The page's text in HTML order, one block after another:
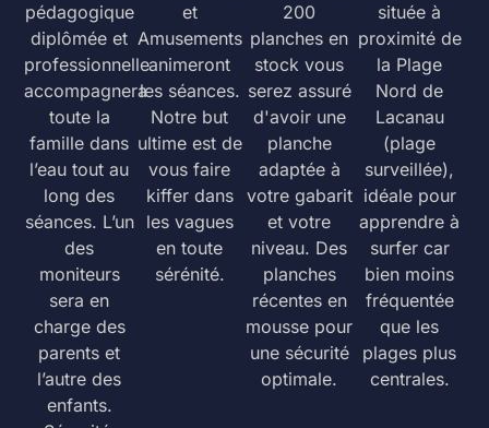
pédagogique
diplômée et
professionnelle
accompagnera
toute la
famille dans
l’eau tout au
long des
séances. L’un
des
moniteurs
sera en
charge des
parents et
l’autre des
enfants.
et
Amusements
animeront
les séances.
Notre but
ultime est de
vous faire
kiffer dans
les vagues
en toute
sérénité.
200
planches en
stock vous
serez assuré
d'avoir une
planche
adaptée à
votre gabarit
et votre
niveau. Des
planches
récentes en
mousse pour
une sécurité
optimale.
située à
proximité de
la Plage
Nord de
Lacanau
(plage
surveillée),
idéale pour
apprendre à
surfer car
bien moins
fréquentée
que les
plages plus
centrales.